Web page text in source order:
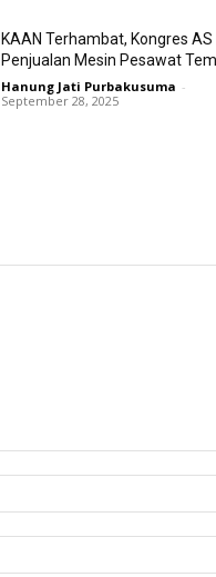
KAAN Terhambat, Kongres
Penjualan Mesin Pesawat
Hanung Jati Purbakusuma -
September 28, 2025